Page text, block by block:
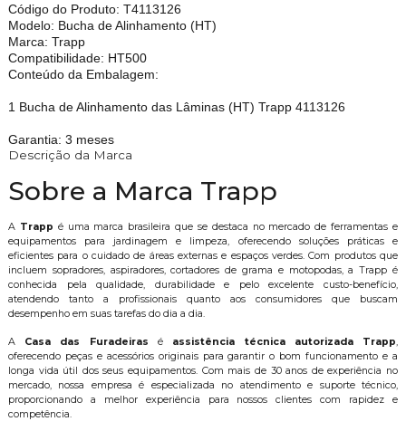
Código do Produto: T4113126
Modelo: Bucha de Alinhamento (HT)
Marca: Trapp
Compatibilidade: HT500
Conteúdo da Embalagem:
1 Bucha de Alinhamento das Lâminas (HT) Trapp 4113126
Garantia: 3 meses
Descrição da Marca
Sobre a Marca Trapp
A Trapp é uma marca brasileira que se destaca no mercado de ferramentas e
equipamentos para jardinagem e limpeza, oferecendo soluções práticas e
eficientes para o cuidado de áreas externas e espaços verdes. Com produtos que
incluem sopradores, aspiradores, cortadores de grama e motopodas, a Trapp é
conhecida pela qualidade, durabilidade e pelo excelente custo-benefício,
atendendo tanto a profissionais quanto aos consumidores que buscam
desempenho em suas tarefas do dia a dia.
A Casa das Furadeiras é assistência técnica autorizada Trapp,
oferecendo peças e acessórios originais para garantir o bom funcionamento e a
longa vida útil dos seus equipamentos. Com mais de 30 anos de experiência no
mercado, nossa empresa é especializada no atendimento e suporte técnico,
proporcionando a melhor experiência para nossos clientes com rapidez e
competência.